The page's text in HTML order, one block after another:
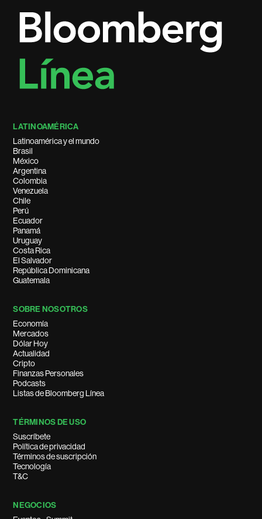
LATINOAMÉRICA
Latinoamérica y el mundo
Brasil
México
Argentina
Colombia
Venezuela
Chile
Perú
Ecuador
Panamá
Uruguay
Costa Rica
El Salvador
República Dominicana
Guatemala
SOBRE NOSOTROS
Economía
Mercados
Dólar Hoy
Actualidad
Cripto
Finanzas Personales
Podcasts
Listas de Bloomberg Línea
TÉRMINOS DE USO
Suscríbete
Política de privacidad
Términos de suscripción
Tecnología
T&C
NEGOCIOS